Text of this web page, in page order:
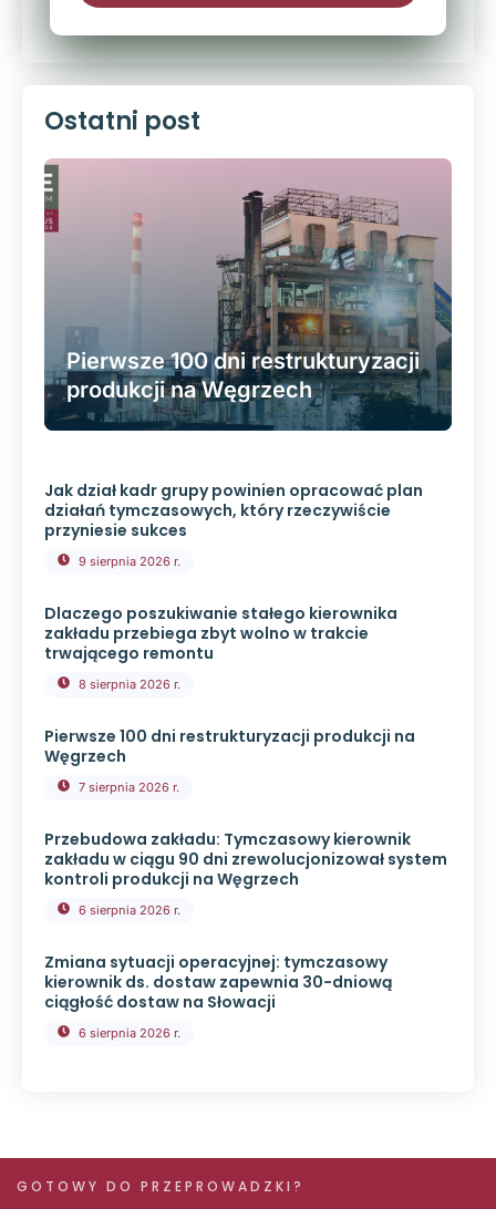
Ostatni post
Pierwsze 100 dni restrukturyzacji
produkcji na Węgrzech
Jak dział kadr grupy powinien opracować plan
działań tymczasowych, który rzeczywiście
przyniesie sukces
9 sierpnia 2026 r.
Dlaczego poszukiwanie stałego kierownika
zakładu przebiega zbyt wolno w trakcie
trwającego remontu
8 sierpnia 2026 r.
Pierwsze 100 dni restrukturyzacji produkcji na
Węgrzech
7 sierpnia 2026 r.
Przebudowa zakładu: Tymczasowy kierownik
zakładu w ciągu 90 dni zrewolucjonizował system
kontroli produkcji na Węgrzech
6 sierpnia 2026 r.
Zmiana sytuacji operacyjnej: tymczasowy
kierownik ds. dostaw zapewnia 30-dniową
ciągłość dostaw na Słowacji
6 sierpnia 2026 r.
GOTOWY DO PRZEPROWADZKI?